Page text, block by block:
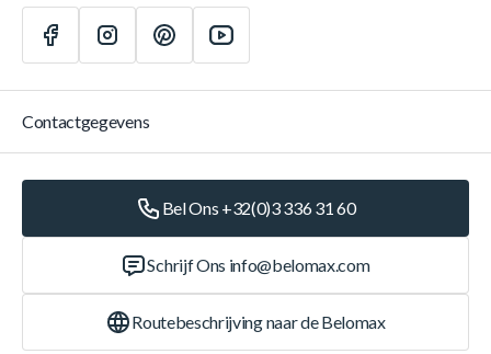
Contactgegevens
Bel Ons +32(0)3 336 31 60
Schrijf Ons info@belomax.com
Routebeschrijving naar de Belomax